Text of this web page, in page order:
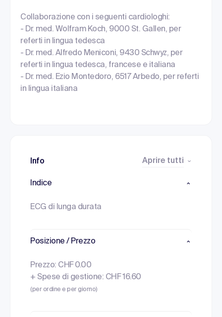
Collaborazione con i seguenti cardiologhi:
- Dr. med. Wolfram Koch, 9000 St. Gallen, per
referti in lingua tedesca
- Dr. med. Alfredo Meniconi, 9430 Schwyz, per
referti in lingua tedesca, francese e italiana
- Dr. med. Ezio Montedoro, 6517 Arbedo, per referti
in lingua italiana
Info Aprire tutti
Indice
ECG di lunga durata
Posizione / Prezzo
Prezzo: CHF 0.00
+ Spese di gestione: CHF 16.60
(per ordine e per giorno)